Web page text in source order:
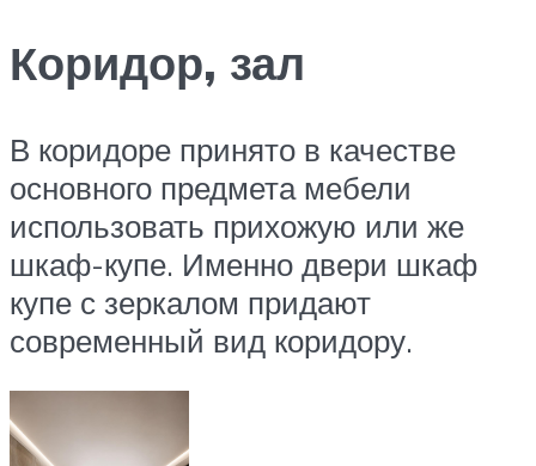
Коридор, зал
В коридоре принято в качестве
основного предмета мебели
использовать прихожую или же
шкаф-купе. Именно двери шкаф
купе с зеркалом придают
современный вид коридору.